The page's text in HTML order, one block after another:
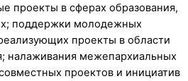
проекты в сферах образования,
поддержки молодежных
проекты в области
налаживания межепархиальных
проектов и инициатив